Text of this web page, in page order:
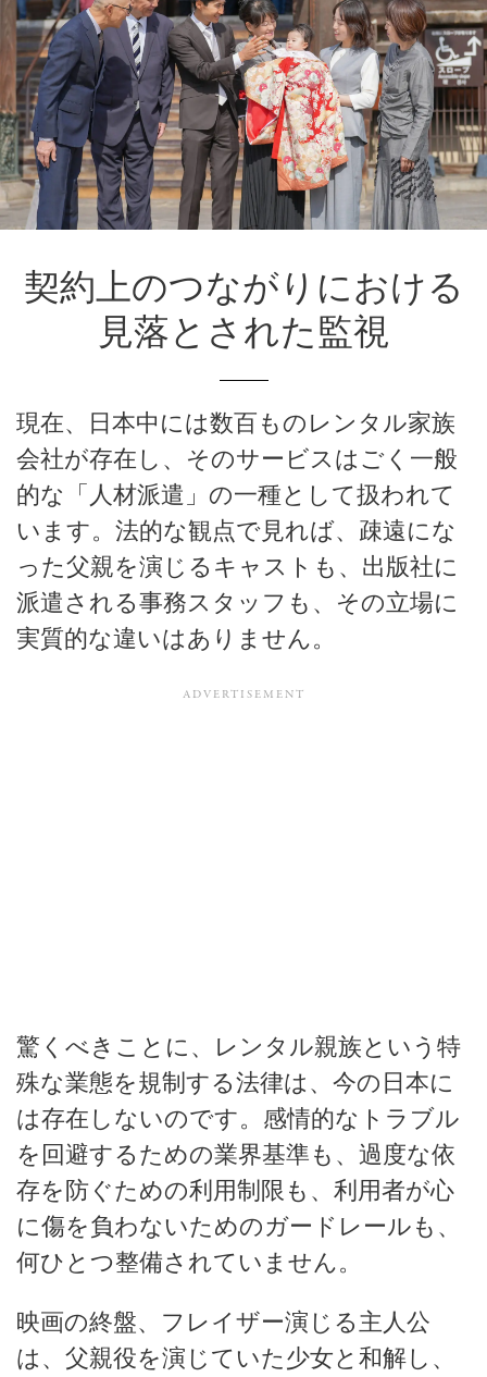
契約上のつながりにおける
見落とされた監視
現在、日本中には数百ものレンタル家族
会社が存在し、そのサービスはごく一般
的な「人材派遣」の一種として扱われて
います。法的な観点で見れば、疎遠にな
った父親を演じるキャストも、出版社に
派遣される事務スタッフも、その立場に
実質的な違いはありません。
驚くべきことに、レンタル親族という特
殊な業態を規制する法律は、今の日本に
は存在しないのです。感情的なトラブル
を回避するための業界基準も、過度な依
存を防ぐための利用制限も、利用者が心
に傷を負わないためのガードレールも、
何ひとつ整備されていません。
映画の終盤、フレイザー演じる主人公
は、父親役を演じていた少女と和解し、